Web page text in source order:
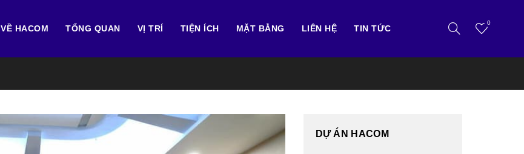
VỀ HACOM TỔNG QUAN VỊ TRÍ TIỆN ÍCH MẶT BẰNG LIÊN HỆ TIN TỨC
0
DỰ ÁN HACOM